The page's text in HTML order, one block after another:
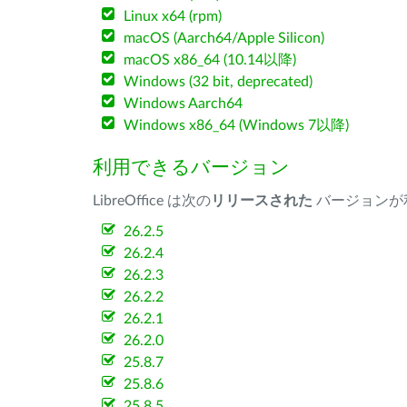
Linux x64 (rpm)
macOS (Aarch64/Apple Silicon)
macOS x86_64 (10.14以降)
Windows (32 bit, deprecated)
Windows Aarch64
Windows x86_64 (Windows 7以降)
利用できるバージョン
LibreOffice は次のリリースされた バージョンが
26.2.5
26.2.4
26.2.3
26.2.2
26.2.1
26.2.0
25.8.7
25.8.6